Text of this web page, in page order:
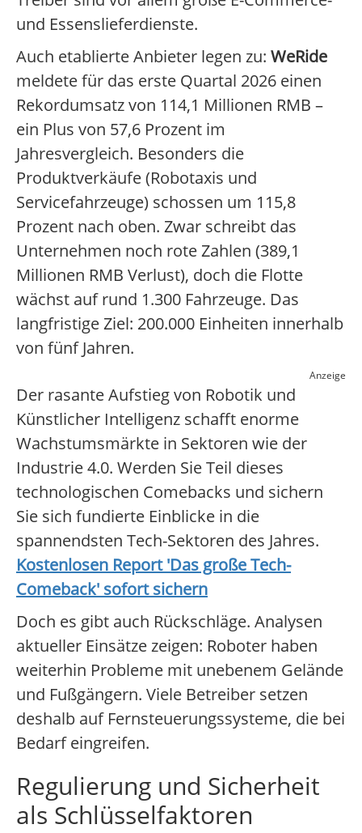
und Essenslieferdienste.
Auch etablierte Anbieter legen zu: WeRide
meldete für das erste Quartal 2026 einen
Rekordumsatz von 114,1 Millionen RMB –
ein Plus von 57,6 Prozent im
Jahresvergleich. Besonders die
Produktverkäufe (Robotaxis und
Servicefahrzeuge) schossen um 115,8
Prozent nach oben. Zwar schreibt das
Unternehmen noch rote Zahlen (389,1
Millionen RMB Verlust), doch die Flotte
wächst auf rund 1.300 Fahrzeuge. Das
langfristige Ziel: 200.000 Einheiten innerhalb
von fünf Jahren.
Anzeige
Der rasante Aufstieg von Robotik und
Künstlicher Intelligenz schafft enorme
Wachstumsmärkte in Sektoren wie der
Industrie 4.0. Werden Sie Teil dieses
technologischen Comebacks und sichern
Sie sich fundierte Einblicke in die
spannendsten Tech-Sektoren des Jahres.
Kostenlosen Report 'Das große Tech-
Comeback' sofort sichern
Doch es gibt auch Rückschläge. Analysen
aktueller Einsätze zeigen: Roboter haben
weiterhin Probleme mit unebenem Gelände
und Fußgängern. Viele Betreiber setzen
deshalb auf Fernsteuerungssysteme, die bei
Bedarf eingreifen.
Regulierung und Sicherheit
als Schlüsselfaktoren